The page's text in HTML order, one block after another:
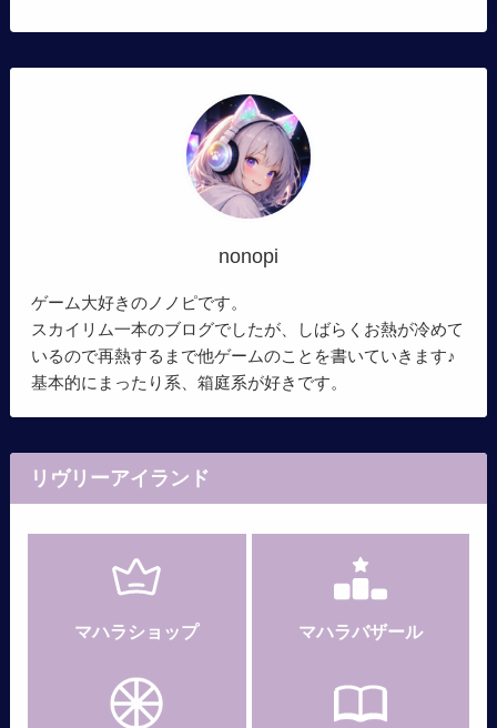
nonopi
ゲーム大好きのノノピです。
スカイリム一本のブログでしたが、しばらくお熱が冷めて
いるので再熱するまで他ゲームのことを書いていきます♪
基本的にまったり系、箱庭系が好きです。
リヴリーアイランド
マハラショップ マハラバザール